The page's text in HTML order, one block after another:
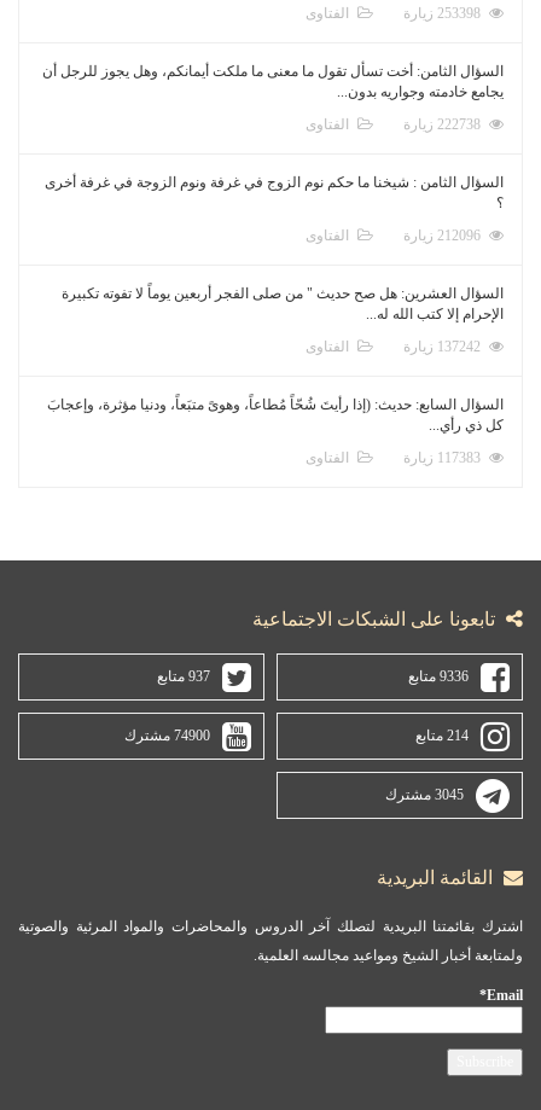
الفتاوى
السؤال الثامن: أخت تسأل تقول ما معنى ما ملكت أيمانكم، وهل يجوز للرجل أن
يجامع خادمته وجواريه بدون...
الفتاوى
السؤال الثامن : شيخنا ما حكم نوم الزوج في غرفة ونوم الزوجة في غرفة أخرى
؟
الفتاوى
السؤال العشرين: هل صح حديث " من صلى الفجر أربعين يوماً لا تفوته تكبيرة
الإحرام إلا كتب الله له...
الفتاوى
السؤال السابع: حديث: (إذا رأيتَ شُحّاً مُطاعاً، وهوىً متبَعاً، ودنيا مؤثرة، وإعجابَ
كل ذي رأي...
الفتاوى
تابعونا على الشبكات الاجتماعية
9336 متابع 937 متابع
214 متابع 74900 مشترك
3045 مشترك
القائمة البريدية
اشترك بقائمتنا البريدية لتصلك آخر الدروس والمحاضرات والمواد المرئية والصوتية
ولمتابعة أخبار الشيخ ومواعيد مجالسه العلمية.
Email*